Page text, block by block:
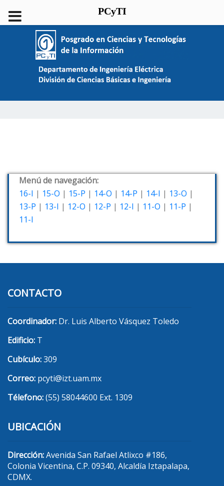
Menú de navegación:
16-I | 15-O | 15-P | 14-O | 14-P | 14-I | 13-O |
13-P | 13-I | 12-O | 12-P | 12-I | 11-O | 11-P |
11-I
CONTACTO
Coordinador: Dr. Luis Alberto Vásquez Toledo
Edificio: T
Cubículo:309
Correo: pcyti@izt.uam.mx
Télefono:(55) 58044600 Ext. 1309
UBICACIÓN
Dirección:Avenida San Rafael Atlixco #186,
Colonia Vicentina, C.P. 09340, Alcaldía Iztapalapa,
CDMX.
PCyTI